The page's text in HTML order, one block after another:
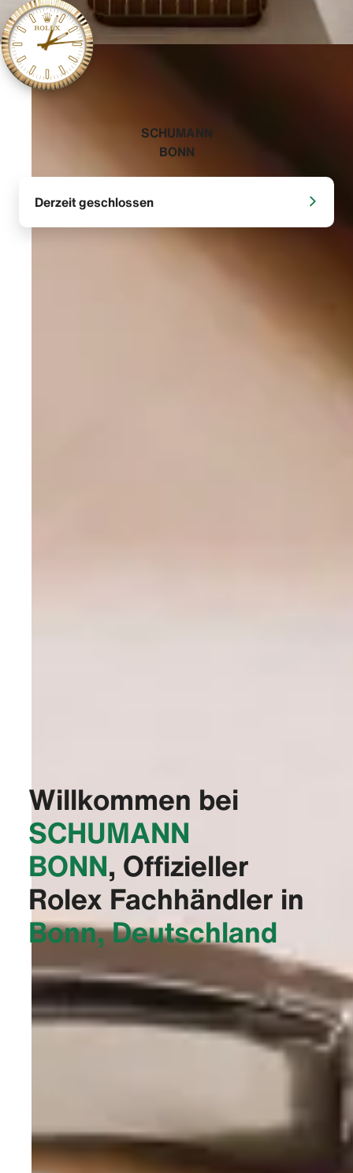
‭SCHUMANN
BONN‬
Derzeit geschlossen
Willkommen bei
‭SCHUMANN
BONN‬, Offizieller
Rolex Fachhändler in
Bonn, Deutschland